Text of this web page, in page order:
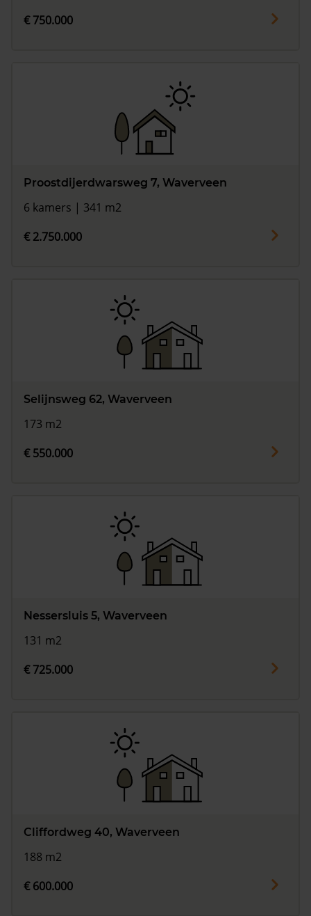
€ 750.000
Proostdijerdwarsweg 7, Waverveen
6 kamers | 341 m2
€ 2.750.000
Selijnsweg 62, Waverveen
173 m2
€ 550.000
Nessersluis 5, Waverveen
131 m2
€ 725.000
Cliffordweg 40, Waverveen
188 m2
€ 600.000